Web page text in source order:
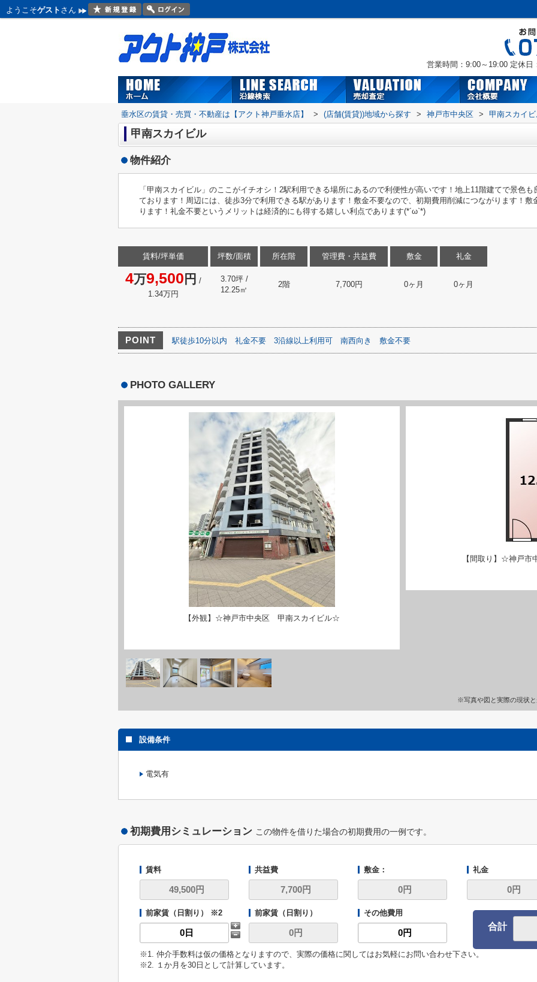
ようこそゲスト さん
営業時間：9:00～19:00 定休日
垂水区の賃貸・売買・不動産は【アクト神戸垂水店】 > (店舗(賃貸))地域から探す > 神戸市中央区 > 甲南スカイ
甲南スカイビル
物件紹介
「甲南スカイビル」のここがイチオシ！2駅利用できる場所にあるので利便性が高いです！地上11階建てで景色
ております！周辺には、徒歩3分で利用できる駅があります！敷金不要なので、初期費用削減につながります！
ります！礼金不要というメリットは経済的にも得する嬉しい利点であります(*´ω`*)
賃料/坪単価
4万9,500 円 /
1.34万円
坪数/面積
3.70坪 /
12.25㎡
所在階
2階
管理費・共益費
7,700円
敷金
0ヶ月
礼金
0ヶ月
POINT 駅徒歩10分以内 礼金不要 3沿線以上利用可 南西向き 敷金不要
PHOTO GALLERY
【外観】☆神戸市中央区 甲南スカイビル☆
【間取り】☆神戸
※写真や図と実際の現状
設備条件
電気有
初期費用シミュレーション この物件を借りた場合の初期費用の一例です。
賃料 共益費 敷金： 礼金
前家賃（日割り） ※2 前家賃（日割り） その他費用
合計
※1. 仲介手数料は仮の価格となりますので、実際の価格に関してはお気軽にお問い合わせ下さい。
※2. １か月を30日として計算しています。